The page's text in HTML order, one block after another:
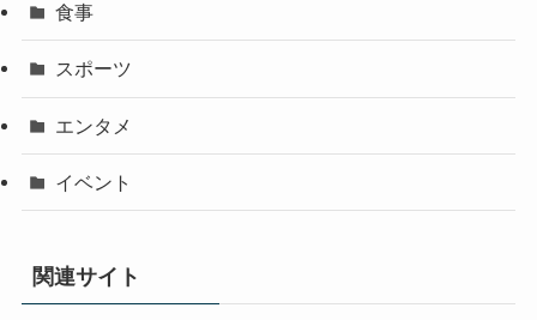
食事
スポーツ
エンタメ
イベント
関連サイト